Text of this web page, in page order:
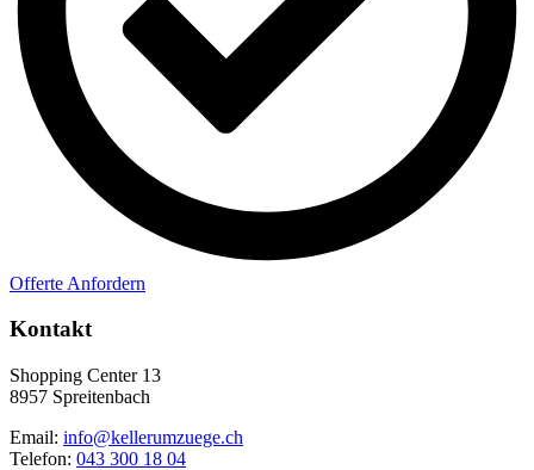
Offerte Anfordern
Kontakt
Shopping Center 13
8957 Spreitenbach
Email: info@kellerumzuege.ch
Telefon: 043 300 18 04